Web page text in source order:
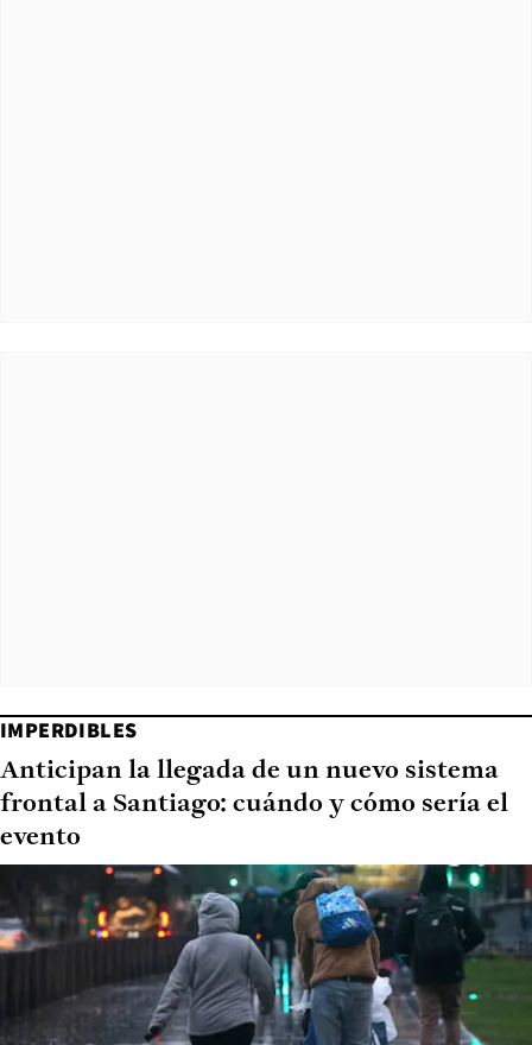
IMPERDIBLES
Anticipan la llegada de un nuevo sistema
frontal a Santiago: cuándo y cómo sería el
evento